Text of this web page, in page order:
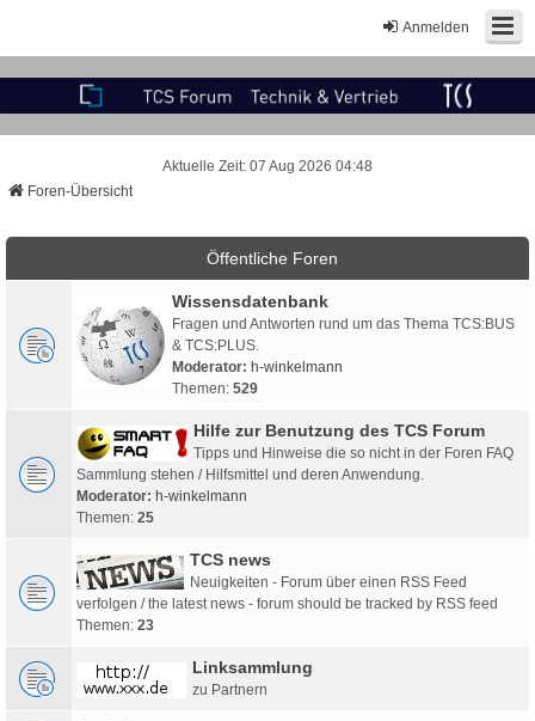
Anmelden
Aktuelle Zeit: 07 Aug 2026 04:48
Foren-Übersicht
Öffentliche Foren
Wissensdatenbank
Fragen und Antworten rund um das Thema TCS:BUS
& TCS:PLUS.
Moderator: h-winkelmann
Themen: 529
Hilfe zur Benutzung des TCS Forum
Tipps und Hinweise die so nicht in der Foren FAQ
Sammlung stehen / Hilfsmittel und deren Anwendung.
Moderator: h-winkelmann
Themen: 25
TCS news
Neuigkeiten - Forum über einen RSS Feed
verfolgen / the latest news - forum should be tracked by RSS feed
Themen: 23
Linksammlung
zu Partnern